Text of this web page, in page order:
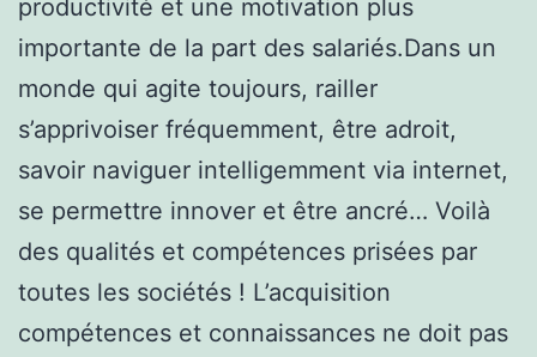
productivité et une motivation plus
importante de la part des salariés.Dans un
monde qui agite toujours, railler
s’apprivoiser fréquemment, être adroit,
savoir naviguer intelligemment via internet,
se permettre innover et être ancré… Voilà
des qualités et compétences prisées par
toutes les sociétés ! L’acquisition
compétences et connaissances ne doit pas